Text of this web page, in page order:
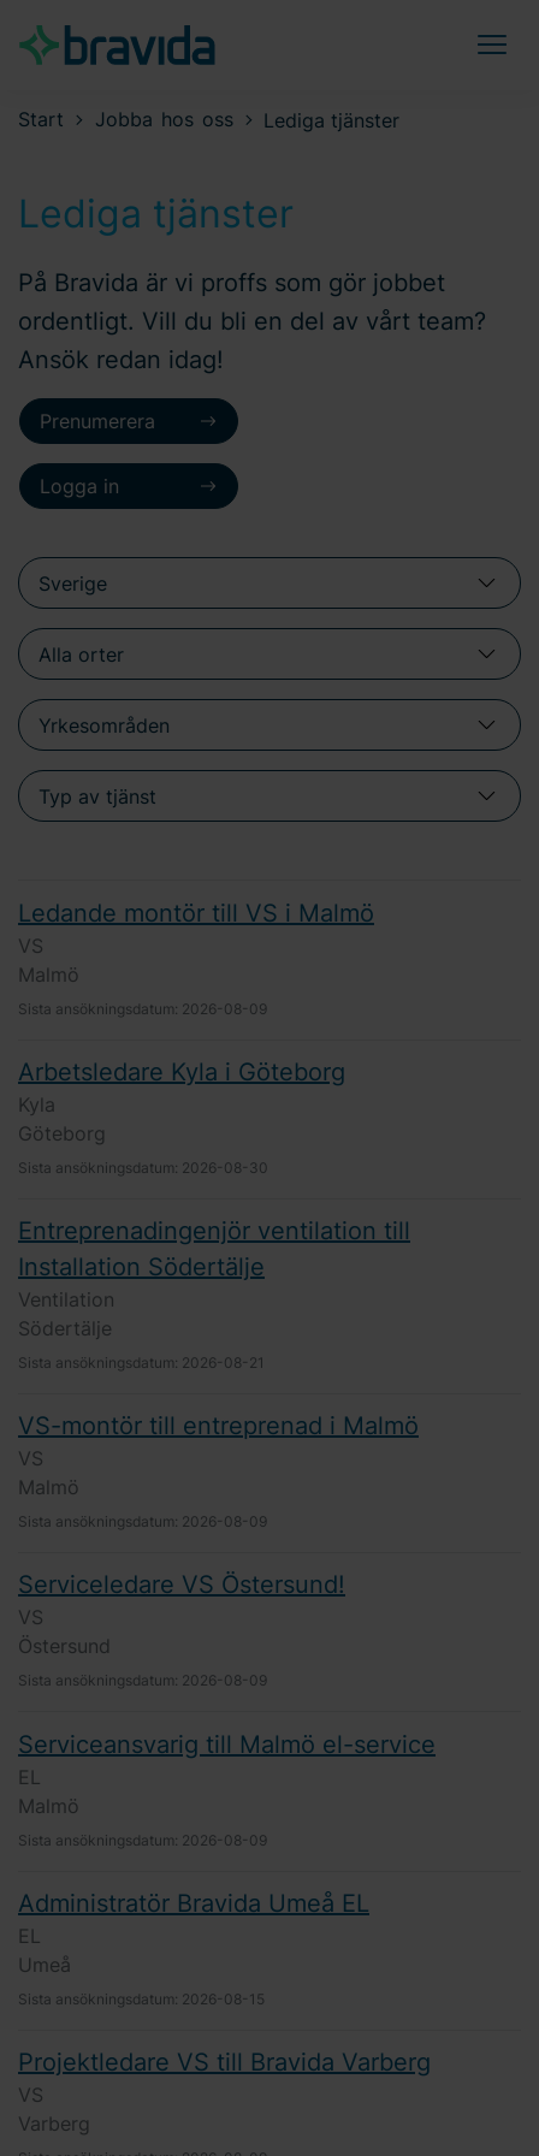
Start Jobba hos oss Lediga tjänster
Lediga tjänster
På Bravida är vi proffs som gör jobbet
ordentligt. Vill du bli en del av vårt team?
Ansök redan idag!
Prenumerera
Logga in
Ledande montör till VS i Malmö
VS
Malmö
Sista ansökningsdatum: 2026-08-09
Arbetsledare Kyla i Göteborg
Kyla
Göteborg
Sista ansökningsdatum: 2026-08-30
Entreprenadingenjör ventilation till
Installation Södertälje
Ventilation
Södertälje
Sista ansökningsdatum: 2026-08-21
VS-montör till entreprenad i Malmö
VS
Malmö
Sista ansökningsdatum: 2026-08-09
Serviceledare VS Östersund!
VS
Östersund
Sista ansökningsdatum: 2026-08-09
Serviceansvarig till Malmö el-service
EL
Malmö
Sista ansökningsdatum: 2026-08-09
Administratör Bravida Umeå EL
EL
Umeå
Sista ansökningsdatum: 2026-08-15
Projektledare VS till Bravida Varberg
VS
Varberg